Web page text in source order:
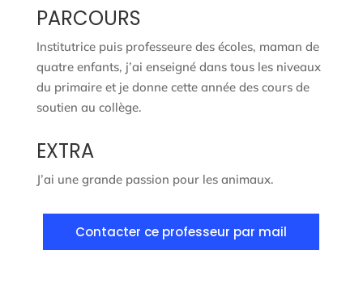
PARCOURS
Institutrice puis professeure des écoles, maman de
quatre enfants, j’ai enseigné dans tous les niveaux
du primaire et je donne cette année des cours de
soutien au collège.
EXTRA
J’ai une grande passion pour les animaux.
Contacter ce professeur par mail